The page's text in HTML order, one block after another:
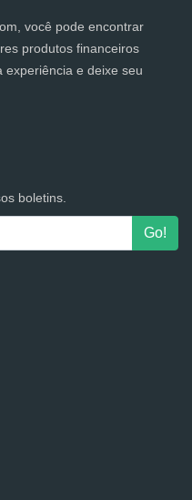
você pode encontrar
produtos financeiros
experiência e deixe seu
boletins.